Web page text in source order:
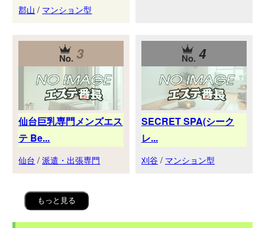
郡山 / マンション型
3
仙台巨乳専門メンズエス
テ Be...
仙台 /派遣・出張専門
4
SECRET SPA(シーク
レ...
刈谷 / マンション型
もっと見る